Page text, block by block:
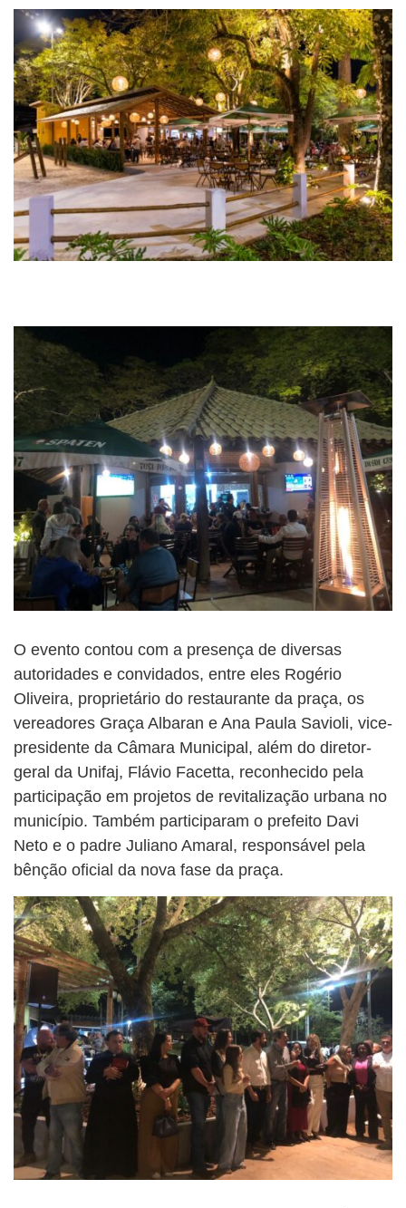
O evento contou com a presença de diversas
autoridades e convidados, entre eles Rogério
Oliveira, proprietário do restaurante da praça, os
vereadores Graça Albaran e Ana Paula Savioli, vice-
presidente da Câmara Municipal, além do diretor-
geral da Unifaj, Flávio Facetta, reconhecido pela
participação em projetos de revitalização urbana no
município. Também participaram o prefeito Davi
Neto e o padre Juliano Amaral, responsável pela
bênção oficial da nova fase da praça.